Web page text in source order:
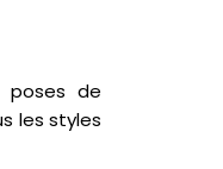
poses de
les styles